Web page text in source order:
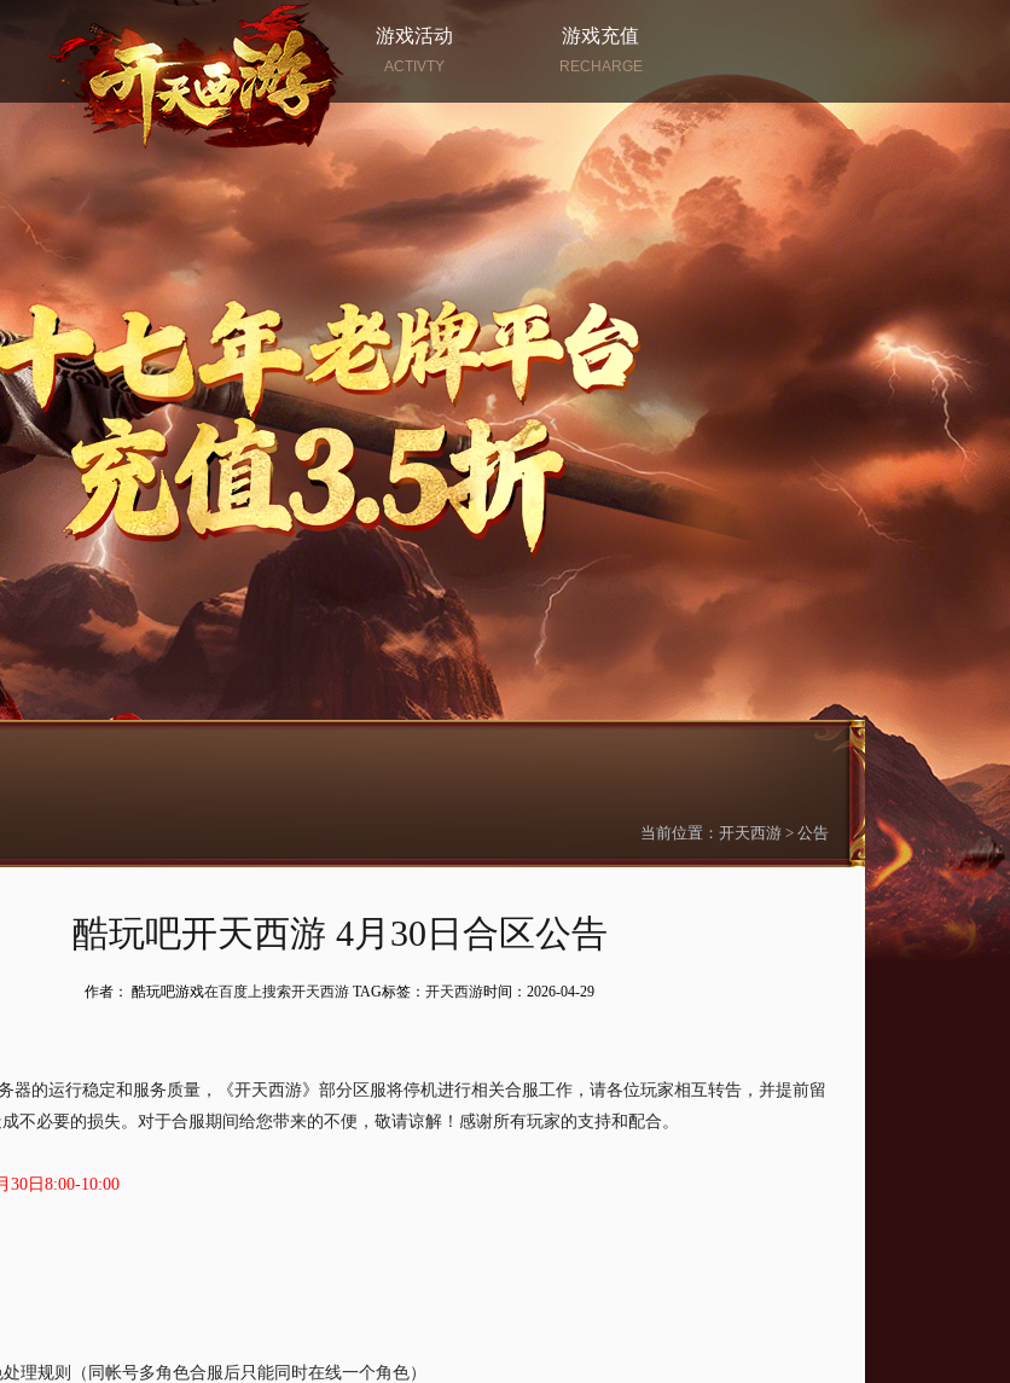
游戏活动
ACTIVTY
游戏充值
RECHARGE
当前位置： 开天西游 > 公告
酷玩吧开天西游 4月30日合区公告
作者： 酷玩吧游戏在百度上搜索开天西游 TAG标签： 开天西游时间：2026-04-29
的运行稳定和服务质量，《开天西游》部分区服将停机进行相关合服工作，请各位玩家相互转告，并提前留
不必要的损失。对于合服期间给您带来的不便，敬请谅解！感谢所有玩家的支持和配合。
30日8:00-10:00
理规则（同帐号多角色合服后只能同时在线一个角色）